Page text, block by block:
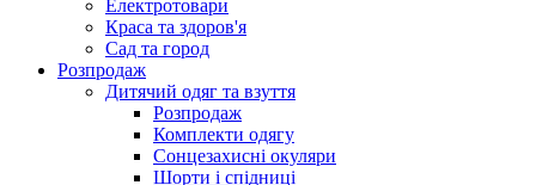
Електротовари
Краса та здоров'я
Сад та город
Розпродаж
Дитячий одяг та взуття
Розпродаж
Комплекти одягу
Сонцезахисні окуляри
Шорти і спідниці